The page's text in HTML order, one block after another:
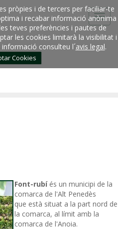
pròpies i de tercers per faciliar-te
i recabar informació anònima
teves preferències i pautes de
les cookies limitarà la visibilitat i
consulteu l´avis legal.
Cookies
Font-rubíés un municipi de la
comarca de l'Alt Penedès
que està situat a la part nord de
la comarca, al límit amb la
comarca de l'Anoia.